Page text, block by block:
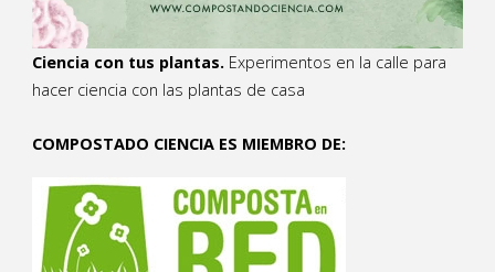
Ciencia con tus plantas. Experimentos en la calle para
hacer ciencia con las plantas de casa
COMPOSTADO CIENCIA ES MIEMBRO DE: